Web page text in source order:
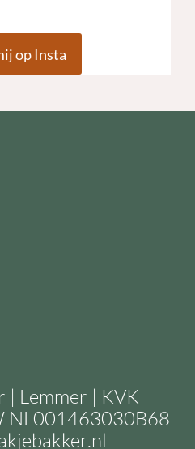
op Insta
| Lemmer | KVK
NL001463030B68